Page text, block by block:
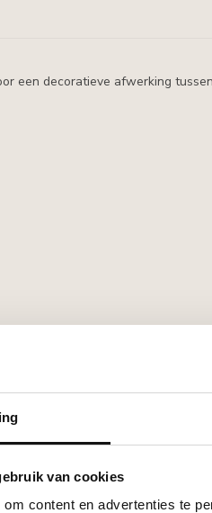
van cookies
content en advertenties te
een decoratieve afwerking tussen
op waterbasis, zoals acrylverf,